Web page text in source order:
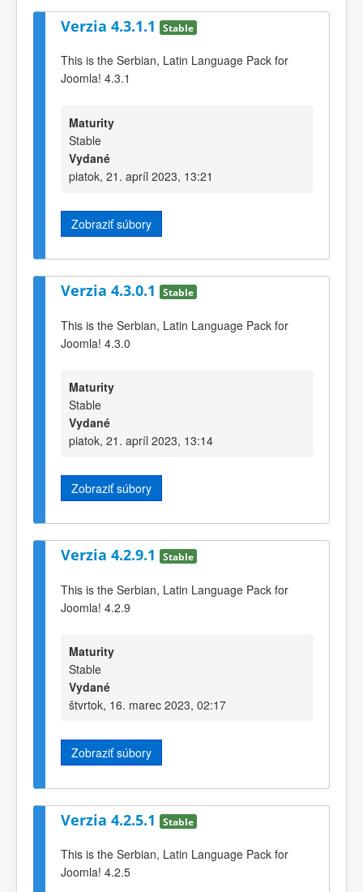
Verzia 4.3.1.1 Stable
This is the Serbian, Latin Language Pack for
Joomla! 4.3.1
Maturity
Stable
Vydané
piatok, 21. apríl 2023, 13:21
Zobraziť súbory
Verzia 4.3.0.1 Stable
This is the Serbian, Latin Language Pack for
Joomla! 4.3.0
Maturity
Stable
Vydané
piatok, 21. apríl 2023, 13:14
Zobraziť súbory
Verzia 4.2.9.1 Stable
This is the Serbian, Latin Language Pack for
Joomla! 4.2.9
Maturity
Stable
Vydané
štvrtok, 16. marec 2023, 02:17
Zobraziť súbory
Verzia 4.2.5.1 Stable
This is the Serbian, Latin Language Pack for
Joomla! 4.2.5